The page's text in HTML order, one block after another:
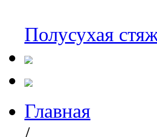
Полусухая
Главная